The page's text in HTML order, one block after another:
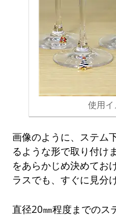
使用
画像のように、ステム
るような形で取り付け
をあらかじめ決めてお
ラスでも、すぐに見分
直径20㎜程度までのス